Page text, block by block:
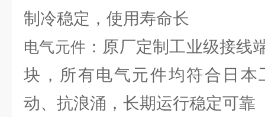
制冷稳定，使用寿命长
电气元件 ：原厂定制工业级接线
块，所有电气元件均符合日本
动、抗浪涌，长期运行稳定可靠